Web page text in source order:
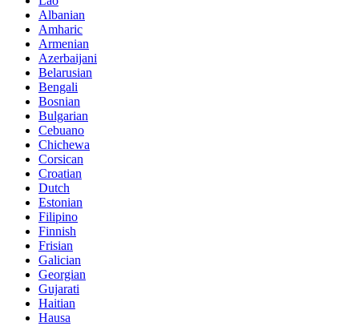
Albanian
Amharic
Armenian
Azerbaijani
Belarusian
Bengali
Bosnian
Bulgarian
Cebuano
Chichewa
Corsican
Croatian
Dutch
Estonian
Filipino
Finnish
Frisian
Galician
Georgian
Gujarati
Haitian
Hausa